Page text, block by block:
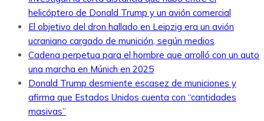
helicóptero de Donald Trump y un avión comercial
El objetivo del dron hallado en Leipzig era un avión
ucraniano cargado de munición, según medios
Cadena perpetua para el hombre que arrolló con un auto
una marcha en Múnich en 2025
Donald Trump desmiente escasez de municiones y
afirma que Estados Unidos cuenta con “cantidades
masivas”